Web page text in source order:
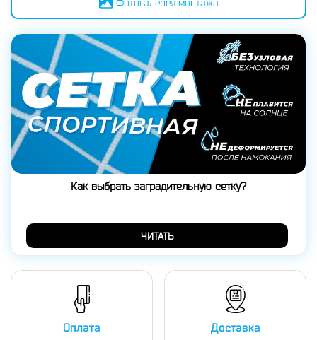
Фотогалерея монтажа
Как выбрать заградительную сетку?
ЧИТАТЬ
Оплата Доставка